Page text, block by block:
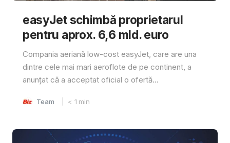
easyJet schimbă proprietarul
pentru aprox. 6,6 mld. euro
Compania aeriană low-cost easyJet, care are una
dintre cele mai mari aeroflote de pe continent, a
anunțat că a acceptat oficial o ofertă...
Team < 1 min